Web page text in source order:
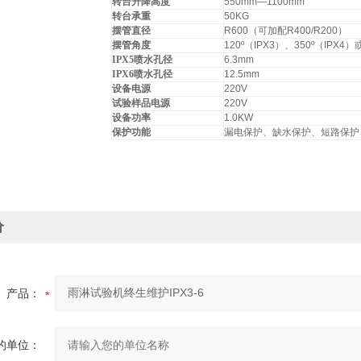
转台承重
50KG
摆管直径
R600（可加配R400/R200）
摆管角度
120º（IPX3）、350º（IPX4）
IPX5喷水孔径
6.3mm
IPX6喷水孔径
12.5mm
设备电源
220V
试验样品电源
220V
设备功率
1.0KW
保护功能
漏电保护、缺水保护、短路保护
产品：
单位：